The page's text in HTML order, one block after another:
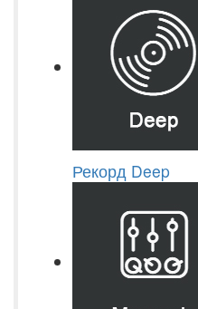
Рекорд Deep